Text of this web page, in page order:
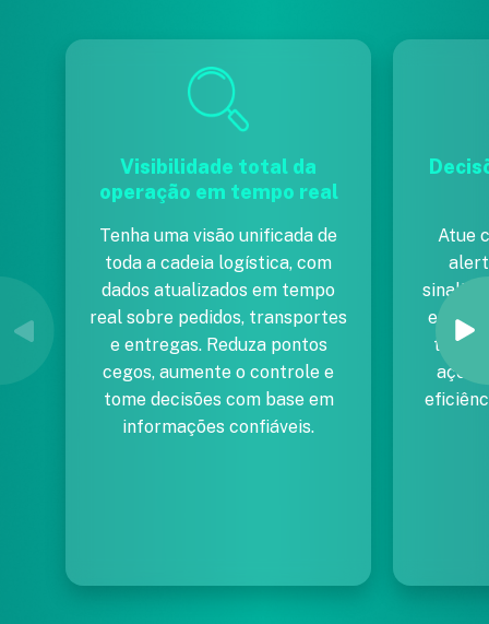
Visibilidade total da
operação em tempo real
Tenha uma visão unificada de
toda a cadeia logística, com
dados atualizados em tempo
real sobre pedidos, transportes
e entregas. Reduza pontos
cegos, aumente o controle e
tome decisões com base em
informações confiáveis.
Atue
em